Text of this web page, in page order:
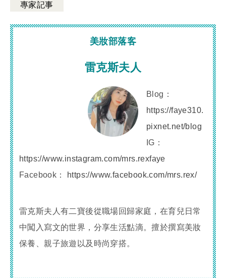
專家記事
美妝部落客
雷克斯夫人
Blog：
https://faye310.
pixnet.net/blog
IG：
https://www.instagram.com/mrs.rexfaye
Facebook：
https://www.facebook.com/mrs.rex/
雷克斯夫人有二寶後從職場回歸家庭，在育兒日常
中闖入寫文的世界，分享生活點滴。擅於撰寫美妝
保養、親子旅遊以及時尚穿搭。